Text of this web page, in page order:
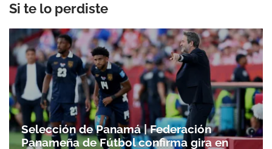
Si te lo perdiste
Selección de Panamá | Federación
Panameña de Fútbol confirma gira en